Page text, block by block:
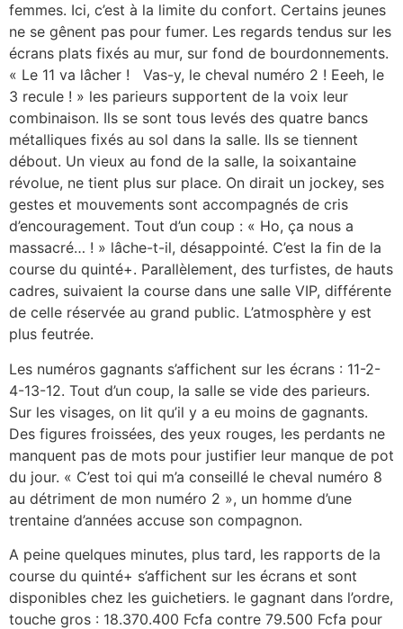
femmes. Ici, c’est à la limite du confort. Certains jeunes
ne se gênent pas pour fumer. Les regards tendus sur les
écrans plats fixés au mur, sur fond de bourdonnements.
« Le 11 va lâcher ! Vas-y, le cheval numéro 2 ! Eeeh, le
3 recule ! » les parieurs supportent de la voix leur
combinaison. Ils se sont tous levés des quatre bancs
métalliques fixés au sol dans la salle. Ils se tiennent
débout. Un vieux au fond de la salle, la soixantaine
révolue, ne tient plus sur place. On dirait un jockey, ses
gestes et mouvements sont accompagnés de cris
d’encouragement. Tout d’un coup : « Ho, ça nous a
massacré… ! » lâche-t-il, désappointé. C’est la fin de la
course du quinté+. Parallèlement, des turfistes, de hauts
cadres, suivaient la course dans une salle VIP, différente
de celle réservée au grand public. L’atmosphère y est
plus feutrée.
Les numéros gagnants s’affichent sur les écrans : 11-2-
4-13-12. Tout d’un coup, la salle se vide des parieurs.
Sur les visages, on lit qu’il y a eu moins de gagnants.
Des figures froissées, des yeux rouges, les perdants ne
manquent pas de mots pour justifier leur manque de pot
du jour. « C’est toi qui m’a conseillé le cheval numéro 8
au détriment de mon numéro 2 », un homme d’une
trentaine d’années accuse son compagnon.
A peine quelques minutes, plus tard, les rapports de la
course du quinté+ s’affichent sur les écrans et sont
disponibles chez les guichetiers. le gagnant dans l’ordre,
touche gros : 18.370.400 Fcfa contre 79.500 Fcfa pour